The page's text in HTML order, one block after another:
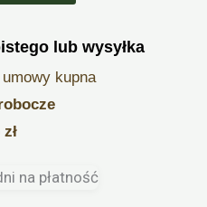
lub wysyłka
kupna
zł